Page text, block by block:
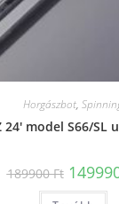
Horgászbot,
24′ model S66/
189900Ft Original
price
was: